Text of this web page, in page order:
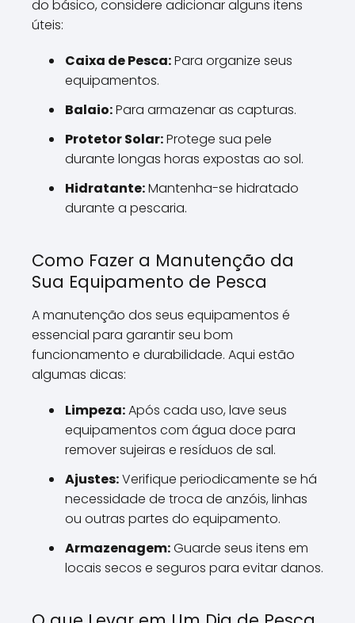
do básico, considere adicionar alguns itens
úteis:
Caixa de Pesca:Para organize seus
equipamentos.
Balaio:Para armazenar as capturas.
Protetor Solar:Protege sua pele
durante longas horas expostas ao sol.
Hidratante:Mantenha-se hidratado
durante a pescaria.
Como Fazer a Manutenção da
Sua Equipamento de Pesca
A manutenção dos seus equipamentos é
essencial para garantir seu bom
funcionamento e durabilidade. Aqui estão
algumas dicas:
Limpeza:Após cada uso, lave seus
equipamentos com água doce para
remover sujeiras e resíduos de sal.
Ajustes:Verifique periodicamente se há
necessidade de troca de anzóis, linhas
ou outras partes do equipamento.
Armazenagem:Guarde seus itens em
locais secos e seguros para evitar danos.